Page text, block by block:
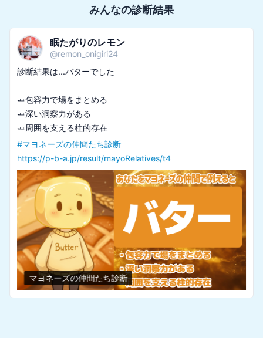
みんなの診断結果
眠たがりのレモン
@remon_onigiri24
診断結果は...バターでした
🧈包容力で場をまとめる
🧈深い洞察力がある
🧈周囲を支える柱的存在
#マヨネーズの仲間たち診断
https://p-b-a.jp/result/mayoRelatives/t4
マヨネーズの仲間たち診断